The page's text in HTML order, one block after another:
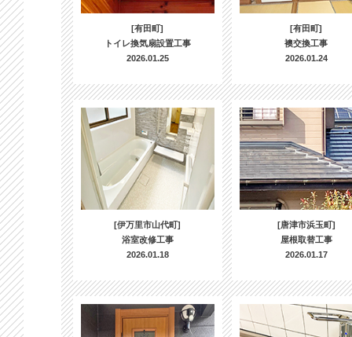
[有田町]
トイレ換気扇設置工事
2026.01.25
[有田町]
襖交換工事
2026.01.24
[伊万里市山代町]
浴室改修工事
2026.01.18
[唐津市浜玉町]
屋根取替工事
2026.01.17